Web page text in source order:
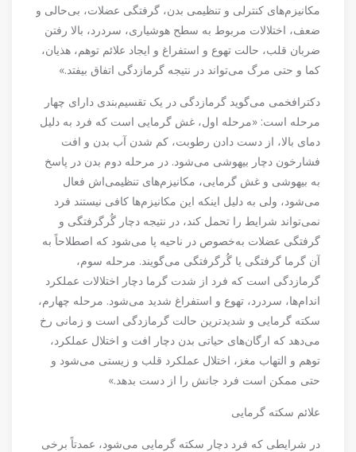
مکانیزم‌های کنترلی و تنظیمی بدن، گرفتگی عضلات، بی‌حالی و
ضعف، اختلالات مربوط به سطح هوشیاری، سردرد، بالا رفتن
ضربان قلب، حالت تهوع و استفراغ و ایجاد علائم توهم، هذیان،
کما و حتی مرگ می‌تواند در نتیجه گرمازدگی اتفاق بیفتد.»
دکترافخمی می‌گوید گرمازدگی در یک تقسیم‌بندی دارای چهار
مرحله است: «مرحله اول، غش گرمایی است که فرد به دلیل
دمای بالا، از دست دادن رطوبت، کم شدن آب بدن و افت
فشارخون دچار بیهوشی می‌شود. در مرحله دوم بدن در پاسخ
به بیهوشی و غش گرمایی، مکانیزم‌های تنظیمی‌اش فعال
می‌شود، ولی به دلیل اینکه این مکانیزم‌ها کافی نیستند فرد
نمی‌تواند شرایط را تحمل کند، در نتیجه دچار گُرگرفتگی و
گرفتگی عضلات به‌خصوص در ناحیه پا می‌شود که اصطلاحاً به
آن گرما گرفتگی یا گُرگرفتگی می‌گویند. مرحله سوم،
گرمازدگی است که فرد از شدت گرما دچار اختلالات عملکرد
اندام‌ها، سردرد، تهوع و استفراغ شدید می‌شود. مرحله چهارم،
سکته گرمایی و شدیدترین حالت گرمازدگی است و زمانی رخ
می‌دهد که ارگان‌های حیاتی بدن دچار افت و اختلال عملکرد،
توهم و التهاب مغز، اختلال عملکرد قلب و زیستی می‌شود و
حتی ممکن است فرد جانش را از دست بدهد.»
علائم سکته گرمایی
در شرایطی که فرد دچار سکته گرمایی می‌شود، عمدتاً برخی